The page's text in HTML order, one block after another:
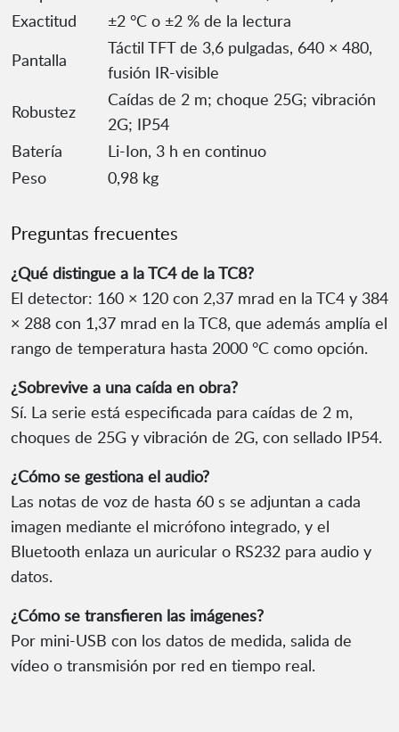
Exactitud
±2 °C o ±2 % de la lectura
Pantalla
Táctil TFT de 3,6 pulgadas, 640 × 480,
fusión IR-visible
Robustez
Caídas de 2 m; choque 25G; vibración
2G; IP54
Batería
Li-Ion, 3 h en continuo
Peso
0,98 kg
Preguntas frecuentes
¿Qué distingue a la TC4 de la TC8?
El detector: 160 × 120 con 2,37 mrad en la TC4 y 384
× 288 con 1,37 mrad en la TC8, que además amplía el
rango de temperatura hasta 2000 °C como opción.
¿Sobrevive a una caída en obra?
Sí. La serie está especificada para caídas de 2 m,
choques de 25G y vibración de 2G, con sellado IP54.
¿Cómo se gestiona el audio?
Las notas de voz de hasta 60 s se adjuntan a cada
imagen mediante el micrófono integrado, y el
Bluetooth enlaza un auricular o RS232 para audio y
datos.
¿Cómo se transfieren las imágenes?
Por mini-USB con los datos de medida, salida de
vídeo o transmisión por red en tiempo real.